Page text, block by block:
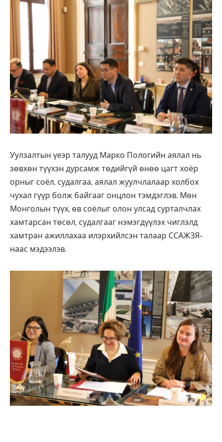
Уулзалтын үеэр талууд Марко Пологийн аялал нь
зөвхөн түүхэн дурсамж төдийгүй өнөө цагт хоёр
орныг соёл, судалгаа, аялал жуулчлалаар холбох
чухал гүүр болж байгааг онцлон тэмдэглэв. Мөн
Монголын түүх, өв соёлыг олон улсад сурталчлах
хамтарсан төсөл, судалгааг нэмэгдүүлэх чиглэлд
хамтран ажиллахаа илэрхийлсэн талаар ССАЖЗЯ-
наас мэдээлэв.